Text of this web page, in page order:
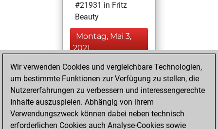
#21931 in Fritz
Beauty
Montag, Mai 3,
2021
You achieved a
BeautyScore of 1
Fritz
achieved a new Elo
of 1590
Wir verwenden Cookies und vergleichbare Technologien,
um bestimmte Funktionen zur Verfügung zu stellen, die
Nutzererfahrungen zu verbessern und interessengerechte
Inhalte auszuspielen. Abhängig von ihrem
Verwendungszweck können dabei neben technisch
erforderlichen Cookies auch Analyse-Cookies sowie